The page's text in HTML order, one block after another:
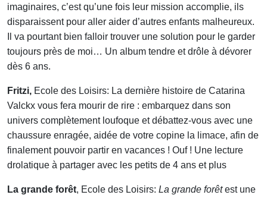
imaginaires, c’est qu’une fois leur mission accomplie, ils
disparaissent pour aller aider d’autres enfants malheureux.
Il va pourtant bien falloir trouver une solution pour le garder
toujours près de moi… Un album tendre et drôle à dévorer
dès 6 ans.
Fritzi, Ecole des Loisirs: La dernière histoire de Catarina
Valckx vous fera mourir de rire : embarquez dans son
univers complètement loufoque et débattez-vous avec une
chaussure enragée, aidée de votre copine la limace, afin de
finalement pouvoir partir en vacances ! Ouf ! Une lecture
drolatique à partager avec les petits de 4 ans et plus
La grande forêt, Ecole des Loisirs: La grande forêtest une